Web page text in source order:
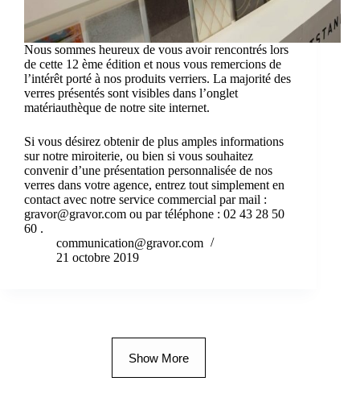
Nous sommes heureux de vous avoir rencontrés lors
de cette 12 ème édition et nous vous remercions de
l’intérêt porté à nos produits verriers. La majorité des
verres présentés sont visibles dans l’onglet
matériauthèque de notre site internet.
Si vous désirez obtenir de plus amples informations
sur notre miroiterie, ou bien si vous souhaitez
convenir d’une présentation personnalisée de nos
verres dans votre agence, entrez tout simplement en
contact avec notre service commercial par mail :
gravor@gravor.com ou par téléphone : 02 43 28 50
60 .
communication@gravor.com
21 octobre 2019
Show More